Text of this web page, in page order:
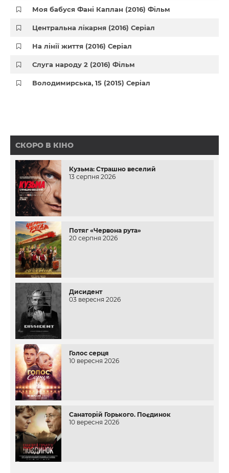
Моя бабуся Фані Каплан (2016) Фільм
Центральна лікарня (2016) Серіал
На лінії життя (2016) Серіал
Слуга народу 2 (2016) Фільм
Володимирська, 15 (2015) Серіал
СКОРО В КІНО
Кузьма: Страшно веселий
13 серпня 2026
Потяг «Червона рута»
20 серпня 2026
Дисидент
03 вересня 2026
Голос серця
10 вересня 2026
Санаторій Горького. Поєдинок
10 вересня 2026